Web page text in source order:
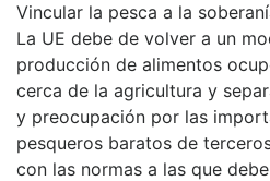
Vincular la pesca a la
La UE debe de volver a un
producción de alimentos
cerca de la agricultura y
y preocupación por las
pesqueros baratos de
con las normas a las que